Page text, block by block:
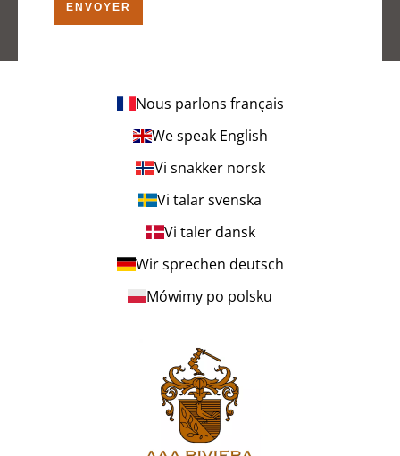
ENVOYER
Nous parlons français
We speak English
Vi snakker norsk
Vi talar svenska
Vi taler dansk
Wir sprechen deutsch
Mówimy po polsku